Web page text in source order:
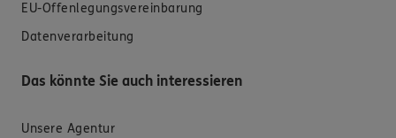
EU-Offenlegungsvereinbarung
Datenverarbeitung
Das könnte Sie auch interessieren
Unsere Agentur